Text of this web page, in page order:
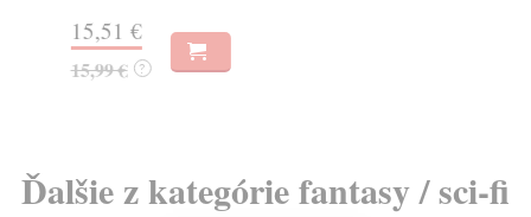
15,51 €
15,99 € ?
Ďalšie z kategórie fantasy / sci-fi